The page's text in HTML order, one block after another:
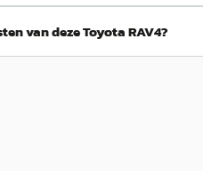
van deze Toyota RAV4?